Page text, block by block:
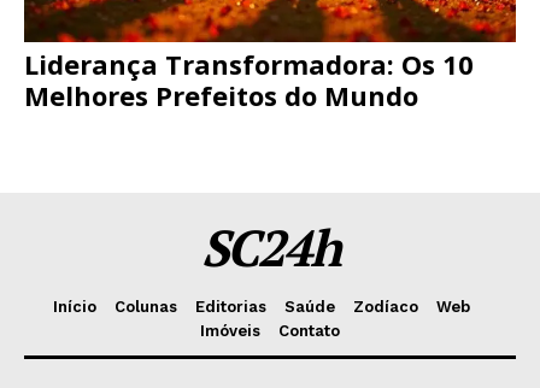
Liderança Transformadora: Os 10
Melhores Prefeitos do Mundo
SC24h
Início Colunas Editorias Saúde Zodíaco
Web
Imóveis
Contato